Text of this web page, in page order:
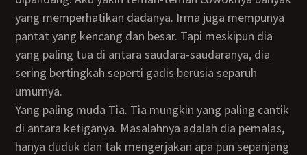
yang memperhatikan dadanya. Irma juga mempunya
pantat yang kencang dan besar. Tapi meskipun dia
yang paling tua di antara saudara-saudaranya, dia
sering bertingkah seperti gadis berusia separuh
umurnya.
Yang paling muda Tia. Tia mungkin yang paling cantik
di antara ketiganya. Masalahnya adalah dia pemalas,
hanya duduk dan tak mengerjakan apa pun sepanjang